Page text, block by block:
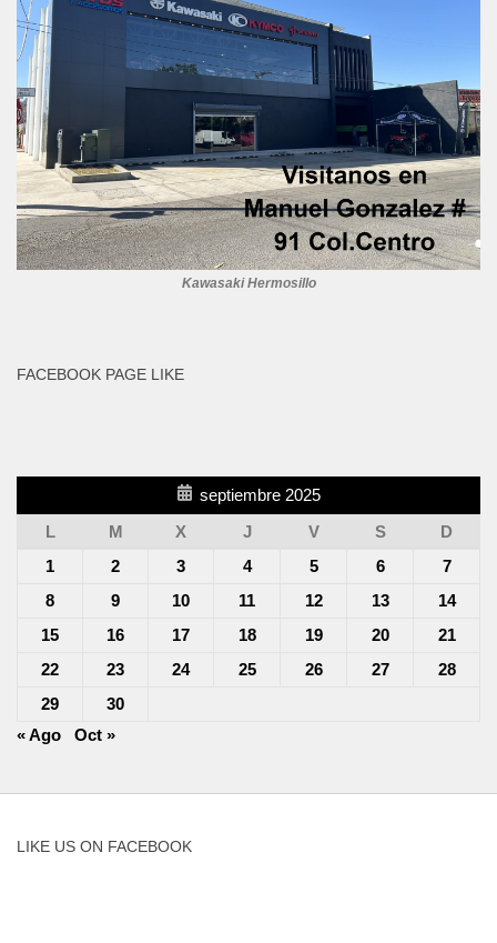
Kawasaki Hermosillo
FACEBOOK PAGE LIKE
septiembre 2025
L
M X J V S
D
1
2 3 4 5 6
7
8
9 10 11 12 13
14
15
16 17 18 19 20
21
22
23 24 25 26 27
28
29
30
« Ago
Oct »
LIKE US ON FACEBOOK